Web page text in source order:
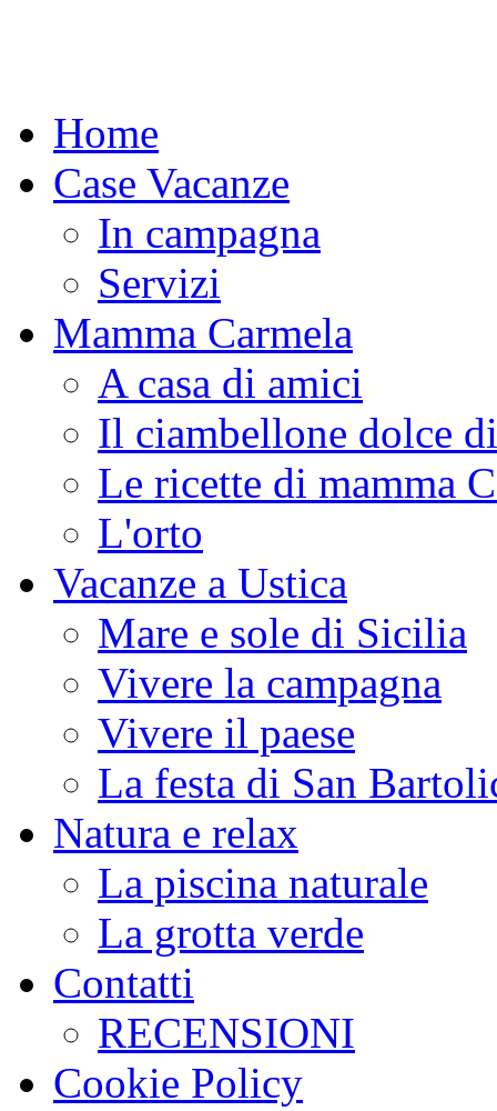
Home
Case Vacanze
In campagna
Servizi
Mamma Carmela
A casa di amici
Il ciambellone dolce
Le ricette di mamma
L'orto
Vacanze a Ustica
Mare e sole di Sicilia
Vivere la campagna
Vivere il paese
La festa di San
Natura e relax
La piscina naturale
La grotta verde
Contatti
RECENSIONI
Cookie Policy